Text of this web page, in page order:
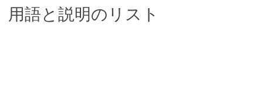
用語と説明のリスト